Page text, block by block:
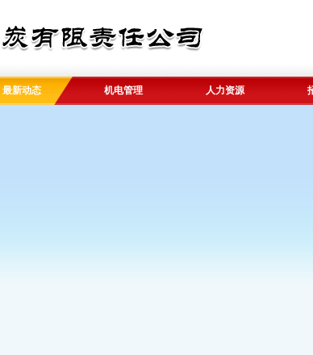
最新动态 机电管理 人力资源